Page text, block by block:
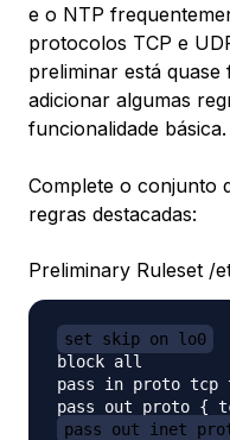
e o NTP
protocolos TCP e
preliminar está quase
adicionar algumas
funcionalidade básica.
Complete o conjunto
regras destacadas:
Preliminary Ruleset /
set skip on lo0
block all
pass in proto
pass out inet